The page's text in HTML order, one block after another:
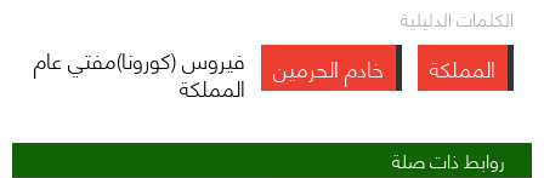
الكلمات الدليلية
المملكة خادم الحرمين فيروس (كورونا)مفتي عام
المملكة
روابط ذات صلة